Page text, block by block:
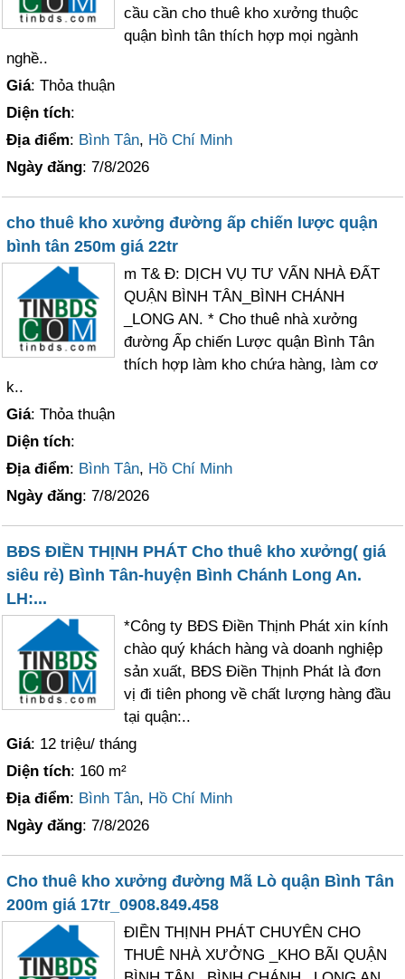
cầu cần cho thuê kho xưởng thuộc
quận bình tân thích hợp mọi ngành
nghề..
Giá: Thỏa thuận
Diện tích:
Địa điểm: Bình Tân, Hồ Chí Minh
Ngày đăng: 7/8/2026
cho thuê kho xưởng đường ấp chiến lược quận
bình tân 250m giá 22tr
m T& Đ: DỊCH VỤ TƯ VẤN NHÀ ĐẤT
QUẬN BÌNH TÂN_BÌNH CHÁNH
_LONG AN. * Cho thuê nhà xưởng
đường Ấp chiến Lược quận Bình Tân
thích hợp làm kho chứa hàng, làm cơ
k..
Giá: Thỏa thuận
Diện tích:
Địa điểm: Bình Tân, Hồ Chí Minh
Ngày đăng: 7/8/2026
BĐS ĐIỀN THỊNH PHÁT Cho thuê kho xưởng( giá
siêu rẻ) Bình Tân-huyện Bình Chánh Long An.
LH:...
*Công ty BĐS Điền Thịnh Phát xin kính
chào quý khách hàng và doanh nghiệp
sản xuất, BĐS Điền Thịnh Phát là đơn
vị đi tiên phong về chất lượng hàng đầu
tại quận:..
Giá: 12 triệu/ tháng
Diện tích: 160 m²
Địa điểm: Bình Tân, Hồ Chí Minh
Ngày đăng: 7/8/2026
Cho thuê kho xưởng đường Mã Lò quận Bình Tân
200m giá 17tr_0908.849.458
ĐIỀN THỊNH PHÁT CHUYÊN CHO
THUÊ NHÀ XƯỞNG _KHO BÃI QUẬN